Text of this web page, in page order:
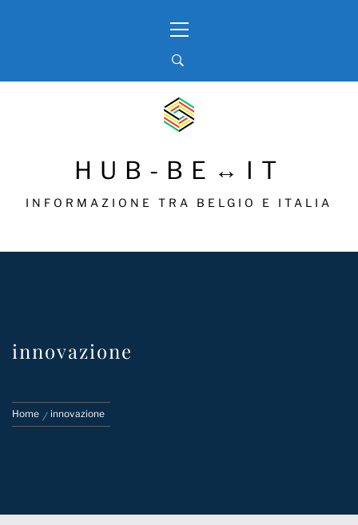
Menu
HUB-BE↔IT
INFORMAZIONE TRA BELGIO E ITALIA
innovazione
Home innovazione